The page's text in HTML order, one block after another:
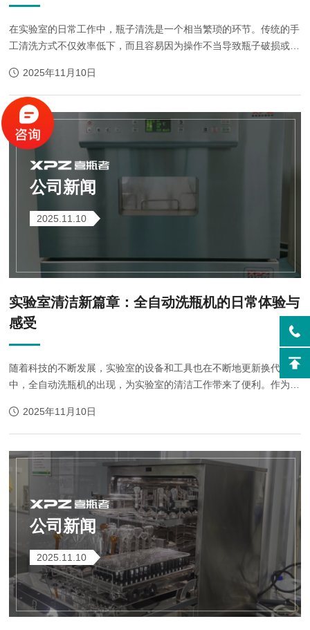
在实验室的日常工作中，瓶子清洗是一个相当繁琐的环节。传统的手
工清洗方式不仅效率低下，而且容易因为操作不当导致瓶子破损或清
变，展现出其优势。1.%20显著提...
2025年11月10日
公司新闻
2025.11.10
实验室清洁新篇章：全自动洗瓶机的日常体验与
感受
随着科技的不断发展，实验室的设备和工具也在不断地更新换代。其
中，全自动洗瓶机的出现，为实验室的清洁工作带来了便利。作为一
在过去，实验室的瓶子清洗是一项...
2025年11月10日
公司新闻
2025.11.10